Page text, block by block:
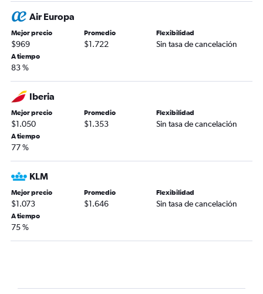
Air Europa
Mejor precio
$969
Promedio
$1.722
Flexibilidad
Sin tasa de cancelación
A tiempo
83 %
Iberia
Mejor precio
$1.050
Promedio
$1.353
Flexibilidad
Sin tasa de cancelación
A tiempo
77 %
KLM
Mejor precio
$1.073
Promedio
$1.646
Flexibilidad
Sin tasa de cancelación
A tiempo
75 %